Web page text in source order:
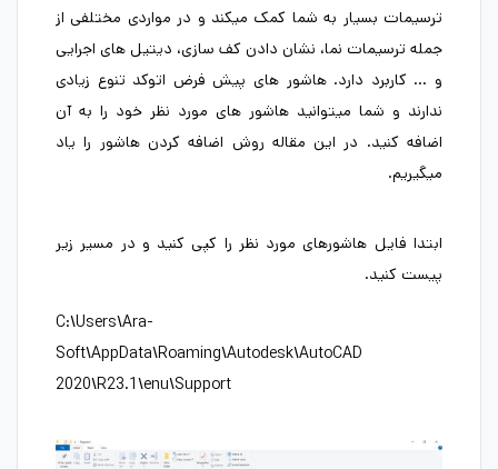
ترسیمات بسیار به شما کمک میکند و در مواردی مختلفی از
جمله ترسیمات نما، نشان دادن کف سازی، دیتیل های اجرایی
و … کاربرد دارد. هاشور های پیش فرض اتوکد تنوع زیادی
ندارند و شما میتوانید هاشور های مورد نظر خود را به آن
اضافه کنید. در این مقاله روش اضافه کردن هاشور را یاد
میگیریم.
ابتدا فایل هاشورهای مورد نظر را کپی کنید و در مسیر زیر
پیست کنید.
C:\Users\Ara-
Soft\AppData\Roaming\Autodesk\AutoCAD
2020\R23.1\enu\Support